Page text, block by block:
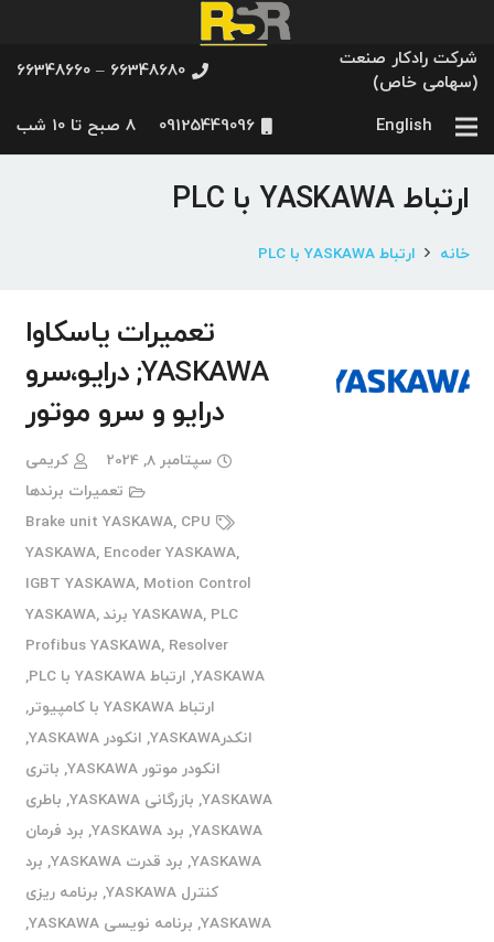
شرکت رادکار صنعت
(سهامی خاص)
66348680 – 66348660
English
09125449096 8 صبح تا 10 شب
ارتباط YASKAWA با PLC
خانه ارتباط YASKAWA با PLC
تعمیرات یاسکاوا
YASKAWA; درایو،سرو
درایو و سرو موتور
سپتامبر 8, 2024
کریمی
تعمیرات برندها
Brake unit YASKAWA, CPU
YASKAWA, Encoder YASKAWA,
IGBT YASKAWA, Motion Control
YASKAWA, PLC برند YASKAWA
,
Profibus YASKAWA, Resolver
YASKAWA
, ارتباط YASKAWA با PLC
,
ارتباط YASKAWA با کامپیوتر
,
انکدرYASKAWA
, انکودر YASKAWA
,
انکودر موتور YASKAWA
, باتری
YASKAWA
, بازرگانی YASKAWA , باطری
YASKAWA
, برد YASKAWA , برد فرمان
YASKAWA
, برد قدرت YASKAWA , برد
کنترل YASKAWA
, برنامه ریزی
YASKAWA
, برنامه نویسی YASKAWA
,